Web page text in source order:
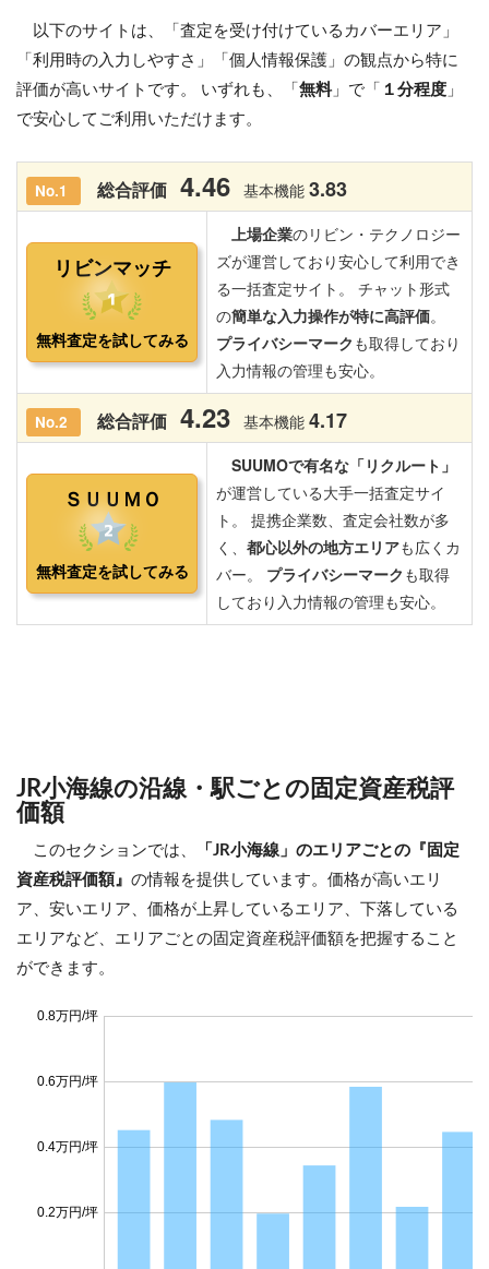
以下のサイトは、「査定を受け付けているカバーエリア」
「利用時の入力しやすさ」「個人情報保護」の観点から特に
評価が高いサイトです。 いずれも、「 無料」で「 １分程度 」
で安心してご利用いただけます。
JR小海線の沿線・駅ごとの固定資産税評
価額
このセクションでは、
「JR小海線」のエリアごとの『固定
資産税評価額』 の情報を提供しています。価格が高いエリ
ア、安いエリア、価格が上昇しているエリア、下落している
エリアなど、エリアごとの固定資産税評価額を把握すること
ができます。
0.2万円/坪
0.4万円/坪
0.6万円/坪
0.8万円/坪